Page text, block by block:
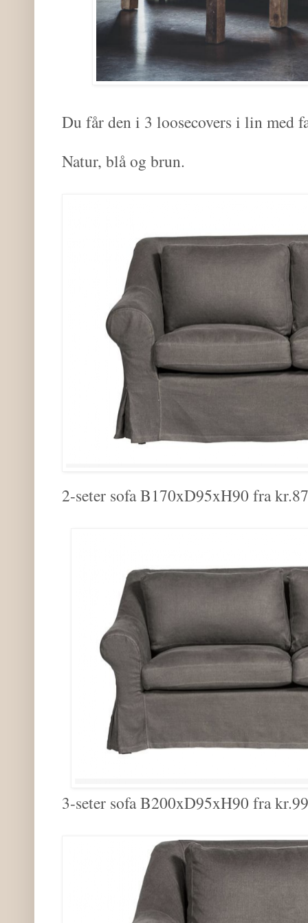
Du får den i 3 loosecovers i lin med
Natur, blå og brun.
2-seter sofa B170xD95xH90 fra
3-seter sofa B200xD95xH90 fra